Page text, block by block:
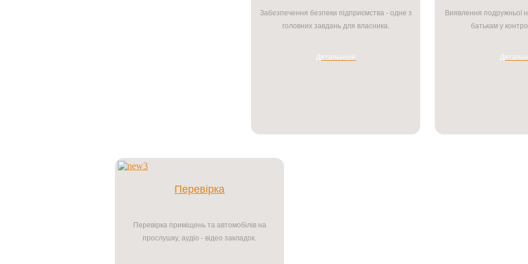
Забезпечення безпеки підприємства - одне з
головних завдань для власника.
Детальніше
Виявлення подружньої
батькам у
Перевірка
Перевірка приміщень та автомобілів на
прослушку, аудіо - відео закладок.